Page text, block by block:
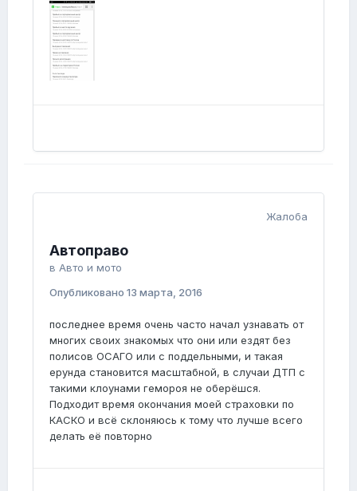
Жалоба
Автоправо
в Авто и мото
Опубликовано 13 марта, 2016
последнее время очень часто начал узнавать от
многих своих знакомых что они или ездят без
полисов ОСАГО или с поддельными, и такая
ерунда становится масштабной, в случаи ДТП с
такими клоунами гемороя не оберёшся.
Подходит время окончания моей страховки по
КАСКО и всё склоняюсь к тому что лучше всего
делать её повторно